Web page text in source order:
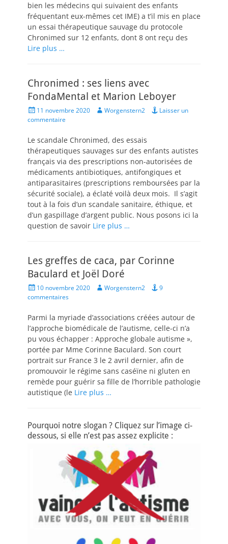
bien les médecins qui suivaient des enfants
fréquentant eux-mêmes cet IME) a t’il mis en place
un essai thérapeutique sauvage du protocole
Chronimed sur 12 enfants, dont 8 ont reçu des
Lire plus …
Chronimed : ses liens avec
FondaMental et Marion Leboyer
Posted
on
11 novembre 2020 AuthorWorgenstern2
Laisser un
commentaire
Le scandale Chronimed, des essais
thérapeutiques sauvages sur des enfants autistes
français via des prescriptions non-autorisées de
médicaments antibiotiques, antifongiques et
antiparasitaires (prescriptions remboursées par la
sécurité sociale), a éclaté voilà deux mois. Il s’agit
tout à la fois d’un scandale sanitaire, éthique, et
d’un gaspillage d’argent public. Nous posons ici la
question de savoir Lire plus …
Les greffes de caca, par Corinne
Baculard et Joël Doré
Posted
on
10 novembre 2020 AuthorWorgenstern2
9
commentaires
Parmi la myriade d’associations créées autour de
l’approche biomédicale de l’autisme, celle-ci n’a
pu vous échapper : Approche globale autisme »,
portée par Mme Corinne Baculard. Son court
portrait sur France 3 le 2 avril dernier, afin de
promouvoir le régime sans caséïne ni gluten en
remède pour guérir sa fille de l’horrible pathologie
autistique (le Lire plus …
Pourquoi notre slogan ? Cliquez sur l’image ci-
dessous, si elle n’est pas assez explicite :